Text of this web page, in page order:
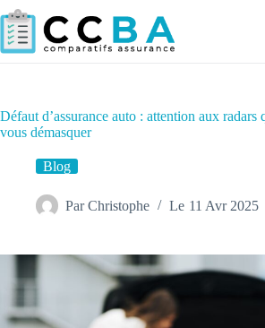
Passer
au
contenu
Défaut d’assurance auto : attention aux radars
vous démasquer
Blog
Par Christophe Le 11 Avr 2025